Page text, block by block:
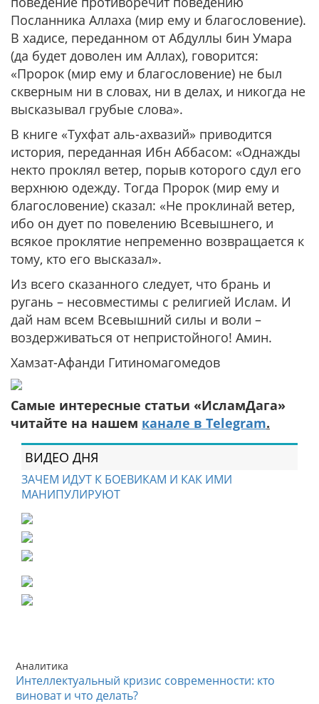
Посланника Аллаха (мир ему и благословение).
В хадисе, переданном от Абдуллы бин Умара
(да будет доволен им Аллах), говорится:
«Пророк (мир ему и благословение) не был
скверным ни в словах, ни в делах, и никогда не
высказывал грубые слова».
В книге «Тухфат аль-ахвазий» приводится
история, переданная Ибн Аббасом: «Однажды
некто проклял ветер, порыв которого сдул его
верхнюю одежду. Тогда Пророк (мир ему и
благословение) сказал: «Не проклинай ветер,
ибо он дует по повелению Всевышнего, и
всякое проклятие непременно возвращается к
тому, кто его высказал».
Из всего сказанного следует, что брань и
ругань – несовместимы с религией Ислам. И
дай нам всем Всевышний силы и воли –
воздерживаться от непристойного! Амин.
Хамзат-Афанди Гитиномагомедов
Самые интересные статьи «ИсламДага»
читайте на нашем канале в Telegram.
ВИДЕО ДНЯ
ЗАЧЕМ ИДУТ К БОЕВИКАМ И КАК ИМИ
МАНИПУЛИРУЮТ
Аналитика
Интеллектуальный кризис современности: кто
виноват и что делать?